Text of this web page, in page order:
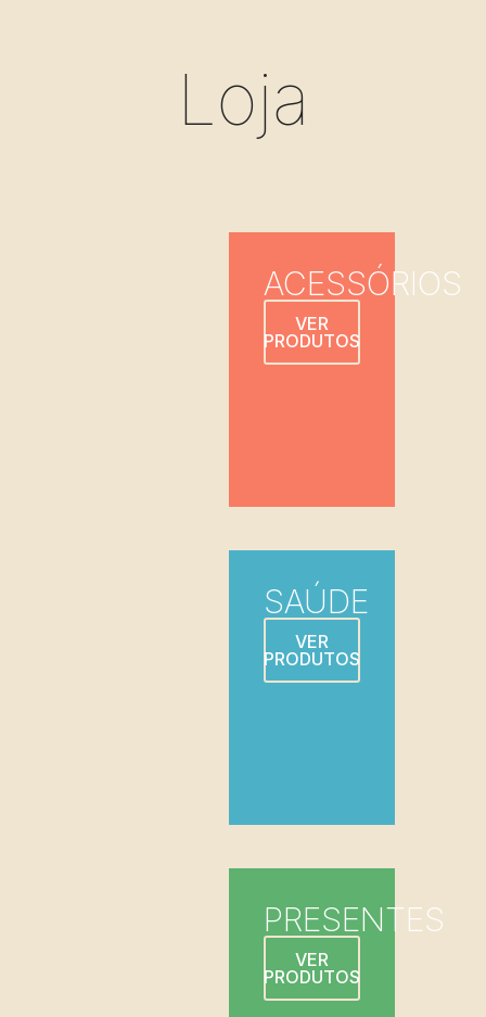
Loja
ACESSÓRIOS
VER
PRODUTOS
SAÚDE
VER
PRODUTOS
PRESENTES
VER
PRODUTOS